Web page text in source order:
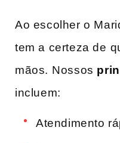
Ao escolher o
tem a certeza de⁤
mãos.⁢ Nossos
incluem: ​
Atendimento